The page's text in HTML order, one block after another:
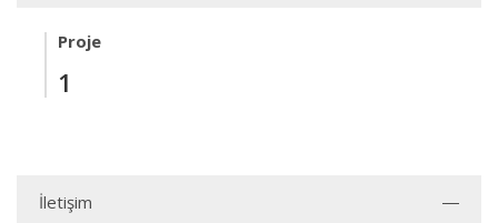
Proje
1
İletişim